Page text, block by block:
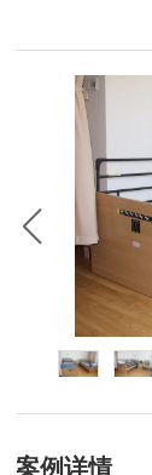
案例详情